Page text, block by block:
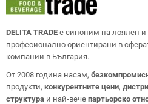
DELITA TRADE е синоним на лоялен и
професионално ориентирани в
компании в България.
От 2008 година насам,
продукти, конкурентните цени,
структура и най-вече партьорско